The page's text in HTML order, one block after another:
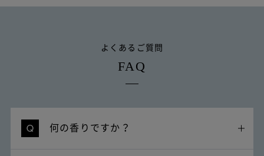
よくあるご質問
FAQ
何の香りですか？